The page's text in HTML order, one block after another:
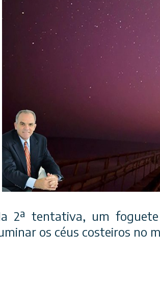
2ª tentativa, um
os céus costeiros no